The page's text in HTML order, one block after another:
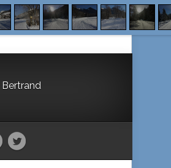
Bertrand